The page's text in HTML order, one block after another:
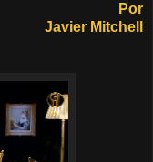
Por
Javier Mitchell